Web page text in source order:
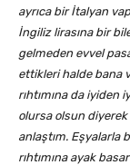
ayrıca bir İtalyan
İngiliz lirasına bir
gelmeden evvel
ettikleri halde bana
rıhtımına da iyiden
olursa olsun diyerek
anlaştım. Eşyalarla
rıhtımına ayak